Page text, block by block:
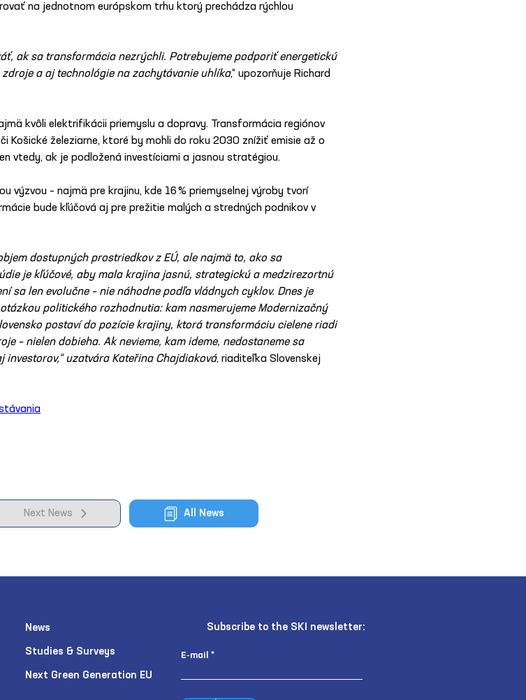
na jednotnom európskom trhu ktorý prechádza rýchlou
ak sa transformácia nezrýchli. Potrebujeme podporiť energetickú
a aj technológie na zachytávanie uhlíka,“ upozorňuje Richard
kvôli elektrifikácii priemyslu a dopravy. Transformácia regiónov
Košické železiarne, ktoré by mohli do roku 2030 znížiť emisie až o
vtedy, ak je podložená investíciami a jasnou stratégiou.
výzvou – najmä pre krajinu, kde 16 % priemyselnej výroby tvorí
bude kľúčová aj pre prežitie malých a stredných podnikov v
dostupných prostriedkov z EÚ, ale najmä to, ako sa
je kľúčové, aby mala krajina jasnú, strategickú a medzirezortnú
sa len evolučne – nie náhodne podľa vládnych cyklov. Dnes je
politického rozhodnutia: kam nasmerujeme Modernizačný
postaví do pozície krajiny, ktorá transformáciu cielene riadi
– nielen dobieha. Ak nevieme, kam ideme, nedostaneme sa
uzatvára Kateřina Chajdiaková, riaditeľka Slovenskej
Next News All News
News
Studies & Surveys
Next Green Generation EU
Subscribe to the SKI newsletter:
E‑mail